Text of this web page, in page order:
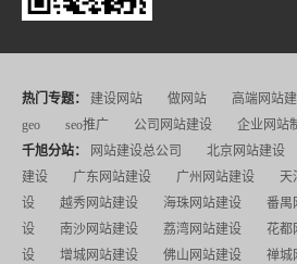
热门专题： 建设网站 做网站 高端网站
geo
seo推广 公司网站建设 企业网站
千旭分站：
网站建设总公司 北京网站建设
建设
广东网站建设 广州网站建设 天
设
越秀网站建设 海珠网站建设 番禺
设
南沙网站建设 荔湾网站建设 花都
设
增城网站建设 佛山网站建设 禅城